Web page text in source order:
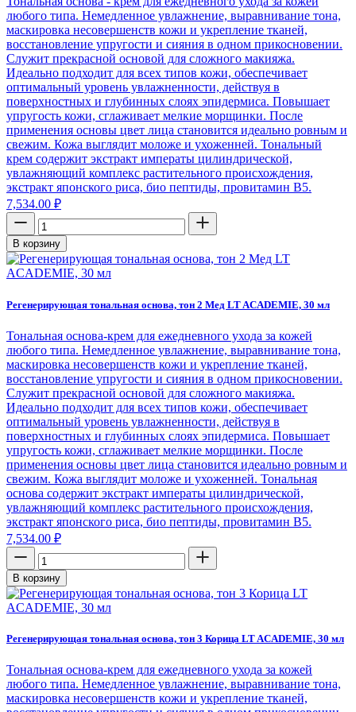
любого типа. Немедленное увлажнение, выравнивание тона,
маскировка несовершенств кожи и укрепление тканей,
восстановление упругости и сияния в одном прикосновении.
Служит прекрасной основой для сложного макияжа.
Идеально подходит для всех типов кожи, обеспечивает
оптимальный уровень увлажненности, действуя в
поверхностных и глубинных слоях эпидермиса. Повышает
упругость кожи, сглаживает мелкие морщинки. После
применения основы цвет лица становится идеально ровным и
свежим. Кожа выглядит моложе и ухоженней. Тональный
крем содержит экстракт императы цилиндрической,
увлажняющий комплекс растительного происхождения,
экстракт японского риса, био пептиды, провитамин B5.
7,534.00 ₽
В корзину
Регенерирующая тональная основа, тон 2 Мед LT ACADEMIE, 30 мл
Тональная основа-крем для ежедневного ухода за кожей
любого типа. Немедленное увлажнение, выравнивание тона,
маскировка несовершенств кожи и укрепление тканей,
восстановление упругости и сияния в одном прикосновении.
Служит прекрасной основой для сложного макияжа.
Идеально подходит для всех типов кожи, обеспечивает
оптимальный уровень увлажненности, действуя в
поверхностных и глубинных слоях эпидермиса. Повышает
упругость кожи, сглаживает мелкие морщинки. После
применения основы цвет лица становится идеально ровным и
свежим. Кожа выглядит моложе и ухоженней. Тональная
основа содержит экстракт императы цилиндрической,
увлажняющий комплекс растительного происхождения,
экстракт японского риса, био пептиды, провитамин B5.
7,534.00 ₽
В корзину
Регенерирующая тональная основа, тон 3 Корица LT ACADEMIE, 30 мл
Тональная основа-крем для ежедневного ухода за кожей
любого типа. Немедленное увлажнение, выравнивание тона,
маскировка несовершенств кожи и укрепление тканей,